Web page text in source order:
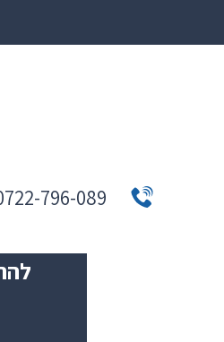
796-089